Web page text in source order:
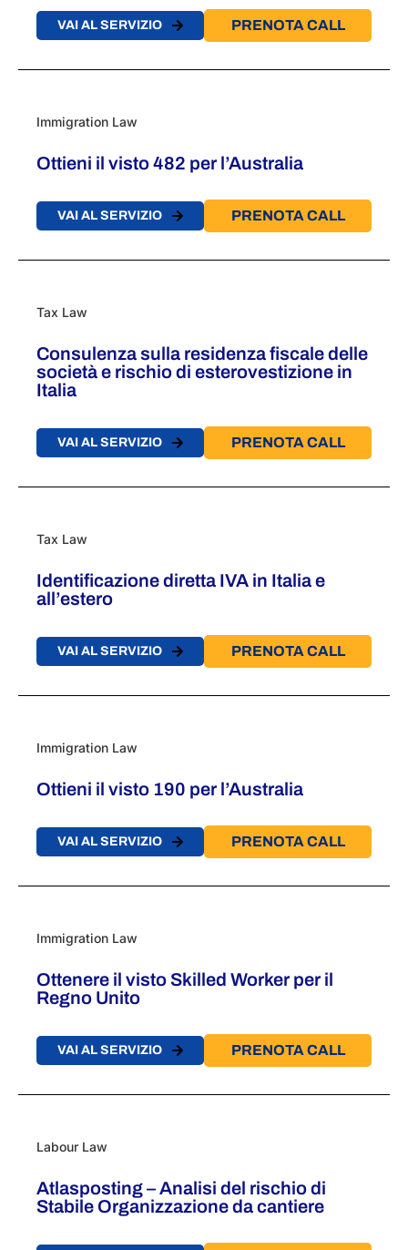
VAI AL SERVIZIO PRENOTA CALL
Immigration Law
Ottieni il visto 482 per l’Australia
VAI AL SERVIZIO PRENOTA CALL
Tax Law
Consulenza sulla residenza fiscale delle
società e rischio di esterovestizione in
Italia
VAI AL SERVIZIO PRENOTA CALL
Tax Law
Identificazione diretta IVA in Italia e
all’estero
VAI AL SERVIZIO PRENOTA CALL
Immigration Law
Ottieni il visto 190 per l’Australia
VAI AL SERVIZIO PRENOTA CALL
Immigration Law
Ottenere il visto Skilled Worker per il
Regno Unito
VAI AL SERVIZIO PRENOTA CALL
Labour Law
Atlasposting – Analisi del rischio di
Stabile Organizzazione da cantiere